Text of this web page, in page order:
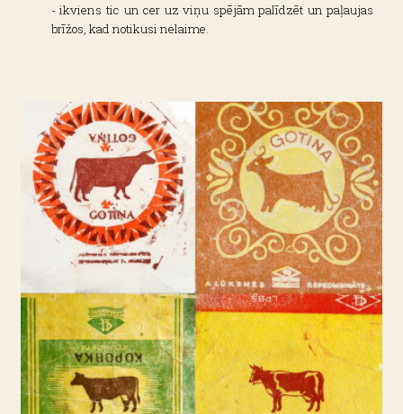
- ikviens tic un cer uz viņu spējām palīdzēt un paļaujas
brīžos, kad notikusi nelaime.